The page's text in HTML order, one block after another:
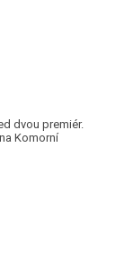
dvou premiér.
Komorní